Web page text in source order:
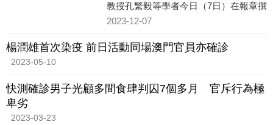
教授孔繁毅等學者今日（7日）在報章撰
文，就香港未來應對疫情提出建議，指
2023-12-07
楊潤雄首次染疫 前日活動同場澳門官員亦確診
2023-05-10
快測確診男子光顧多間食肆判囚7個多月 官斥行為極
卑劣
2023-03-23